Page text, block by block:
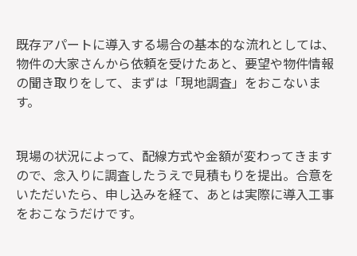
既存アパートに導入する場合の基本的な流れとしては、
物件の大家さんから依頼を受けたあと、要望や物件情報
の聞き取りをして、まずは「現地調査」をおこないま
す。
現場の状況によって、配線方式や金額が変わってきます
ので、念入りに調査したうえで見積もりを提出。合意を
いただいたら、申し込みを経て、あとは実際に導入工事
をおこなうだけです。